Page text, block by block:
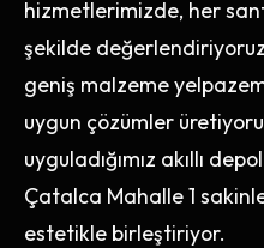
hizmetlerimizde, her
şekilde
geniş malzeme
uygun çözümler
uyguladığımız akıllı
Çatalca Mahalle 1
estetikle birleştiriyor.